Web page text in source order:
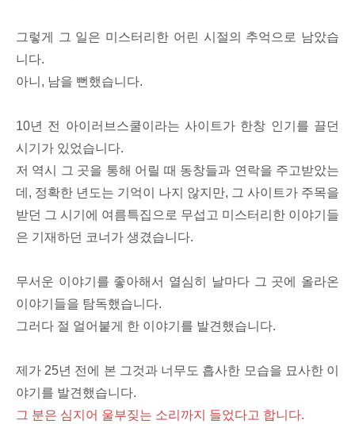
그렇게 그 일은 미스터리한 어린 시절의 추억으로 남았습
니다.
아니, 남을 뻔했습니다.
10년 전 아이러브스쿨이라는 사이트가 한창 인기를 끌던
시기가 있었습니다.
저 역시 그 곳을 통해 어릴 때 동창들과 연락을 주고받았는
데, 정확한 년도는 기억이 나지 않지만, 그 사이트가 주목을
받던 그 시기에 여름특집으로 무섭고 미스터리한 이야기들
은 기재하던 코너가 생겼습니다.
무서운 이야기를 좋아해서 열심히 날마다 그 곳에 올라온
이야기들을 탐독했습니다.
그러다 절 얼어붙게 한 이야기를 발견했습니다.
제가 25년 전에 본 그것과 너무도 흡사한 모습을 묘사한 이
야기를 발견했습니다.
그 분은 심지어 울부짖는 소리까지 들었다고 합니다.